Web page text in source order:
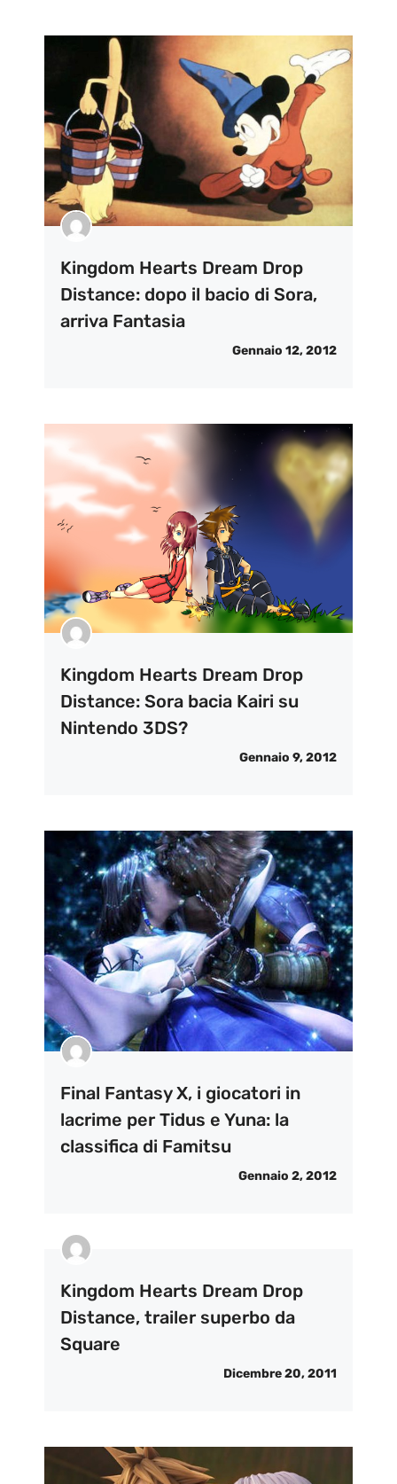
Kingdom Hearts Dream Drop
Distance: dopo il bacio di Sora,
arriva Fantasia
Gennaio 12, 2012
Kingdom Hearts Dream Drop
Distance: Sora bacia Kairi su
Nintendo 3DS?
Gennaio 9, 2012
Final Fantasy X, i giocatori in
lacrime per Tidus e Yuna: la
classifica di Famitsu
Gennaio 2, 2012
Kingdom Hearts Dream Drop
Distance, trailer superbo da
Square
Dicembre 20, 2011